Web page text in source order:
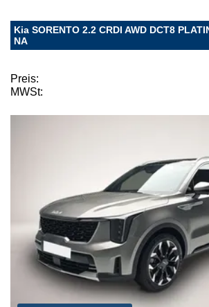
Kia SORENTO 2.2 CRDI AWD DCT8
NA
Preis:
MWSt: